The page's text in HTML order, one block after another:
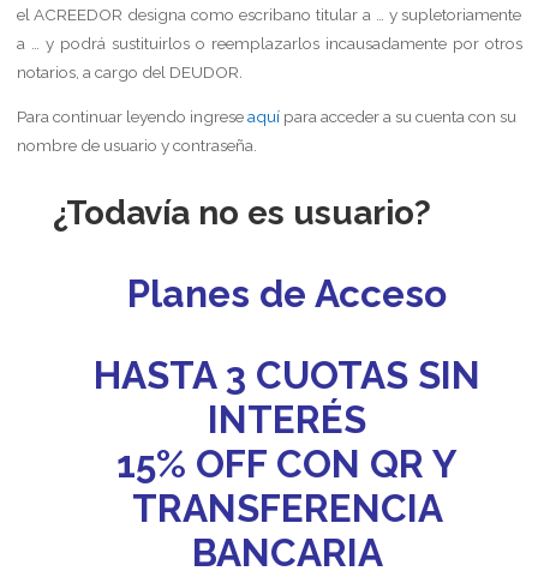
el ACREEDOR designa como escribano titular a … y supletoriamente
a … y podrá sustituirlos o reemplazarlos incausadamente por otros
notarios, a cargo del DEUDOR.
Para continuar leyendo ingreseaquípara acceder a su cuenta con su
nombre de usuario y contraseña.
¿Todavía no es usuario?
Planes de Acceso
HASTA 3 CUOTAS SIN
INTERÉS
15% OFF CON QR Y
TRANSFERENCIA
BANCARIA